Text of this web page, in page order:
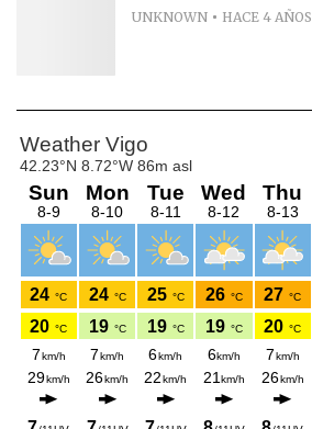
UNKNOWN HACE 4 AÑOS